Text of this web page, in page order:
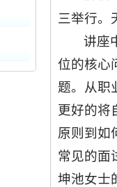
三举行。
讲座
位的核心
题。从职
更好的将
原则到如
常见的面
坤池女士